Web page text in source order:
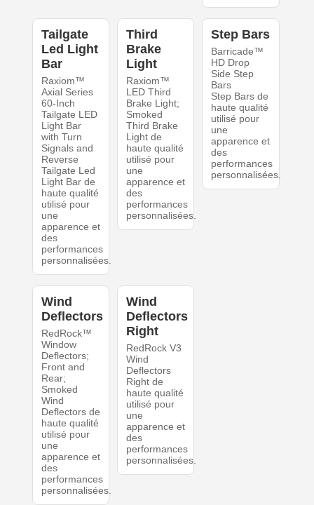
Tailgate
Led Light
Bar
Raxiom™
Axial Series
60-Inch
Tailgate LED
Light Bar
with Turn
Signals and
Reverse
Tailgate Led
Light Bar de
haute qualité
utilisé pour
une
apparence et
des
performances
personnalisées.
Third
Brake
Light
Raxiom™
LED Third
Brake Light;
Smoked
Third Brake
Light de
haute qualité
utilisé pour
une
apparence et
des
performances
personnalisées.
Step Bars
Barricade™
HD Drop
Side Step
Bars
Step Bars de
haute qualité
utilisé pour
une
apparence et
des
performances
personnalisées.
Wind
Deflectors
RedRock™
Window
Deflectors;
Front and
Rear;
Smoked
Wind
Deflectors de
haute qualité
utilisé pour
une
apparence et
des
performances
personnalisées.
Wind
Deflectors
Right
RedRock V3
Wind
Deflectors
Right de
haute qualité
utilisé pour
une
apparence et
des
performances
personnalisées.